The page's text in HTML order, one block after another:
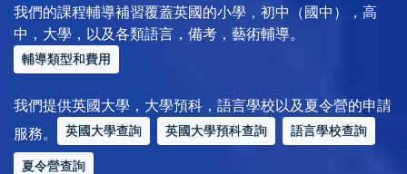
我們的課程輔導補習覆蓋英國的小學，初中（國中），高
中，大學，以及各類語言，備考，藝術輔導。
輔導類型和費用
我們提供英國大學，大學預科，語言學校以及夏令營的申請
服務。
英國大學查詢 英國大學預科查詢 語言學校查詢
夏令營查詢